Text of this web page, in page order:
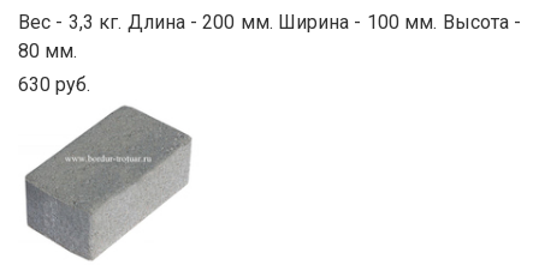
Вес - 3,3 кг. Длина - 200 мм. Ширина - 100 мм. Высота -
80 мм.
630 руб.